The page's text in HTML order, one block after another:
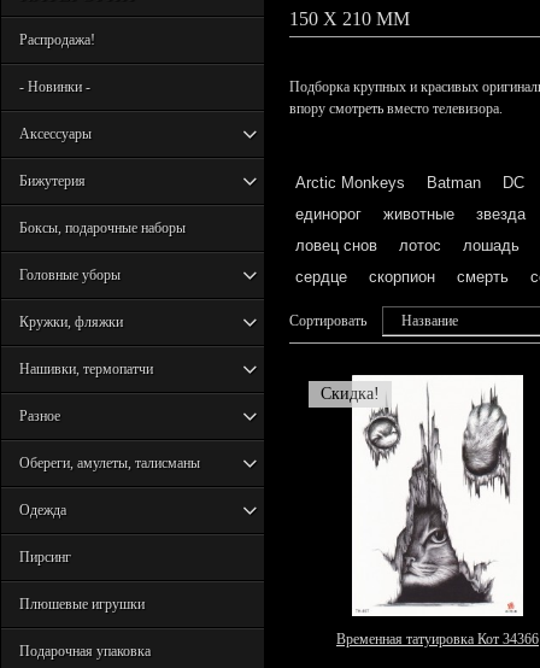
Распродажа!
- Новинки -
Аксессуары
Бижутерия
Боксы, подарочные наборы
Головные уборы
Кружки, фляжки
Нашивки, термопатчи
Разное
Обереги, амулеты, талисманы
Одежда
Пирсинг
Плюшевые игрушки
Подарочная упаковка
150 Х 210 ММ
Подборка крупных и красивых
впору смотреть вместо телевизора.
Arctic Monkeys Batman
DC
единорог
животные
звезда
ловец снов
лотос
лошадь
сердце
скорпион смерть
Сортировать Название
Скидка!
Временная татуировка Кот 34366